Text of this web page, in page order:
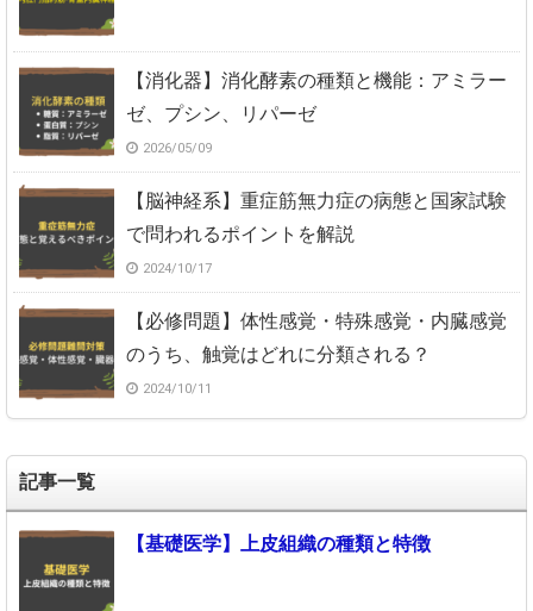
【消化器】消化酵素の種類と機能：アミラー
ゼ、プシン、リパーゼ
2026/05/09
【脳神経系】重症筋無力症の病態と国家試験
で問われるポイントを解説
2024/10/17
【必修問題】体性感覚・特殊感覚・内臓感覚
のうち、触覚はどれに分類される？
2024/10/11
記事一覧
【基礎医学】上皮組織の種類と特徴